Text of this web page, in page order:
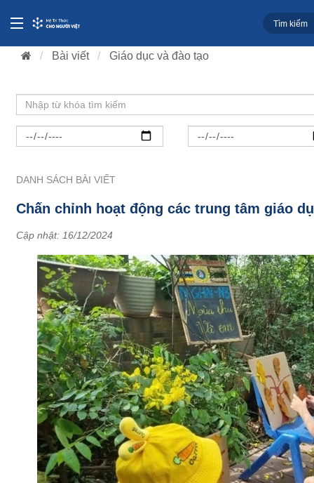
Bài viết Giáo dục và đào tạo
DANH SÁCH BÀI VIẾT
Chấn chỉnh hoạt động các trung tâm giáo
Cập nhật: 16/12/2024